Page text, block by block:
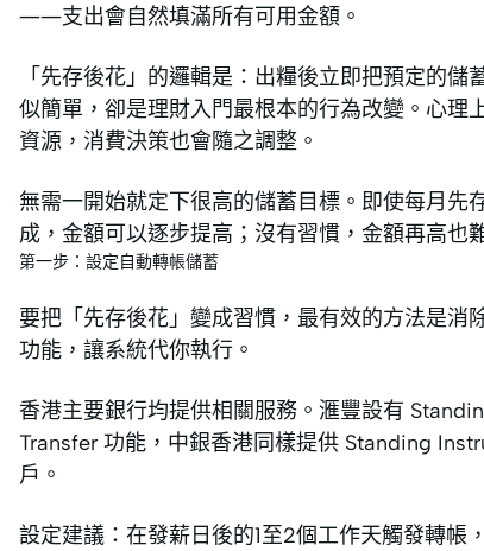
——支出會自然填滿所有可用金額。
「先存後花」的邏輯是：出糧後立即把預定的
似簡單，卻是理財入門最根本的行為改變。心理
資源，消費決策也會隨之調整。
無需一開始就定下很高的儲蓄目標。即使每月先
成，金額可以逐步提高；沒有習慣，金額再高也
第一步：設定自動轉帳儲蓄
要把「先存後花」變成習慣，最有效的方法是
功能，讓系統代你執行。
香港主要銀行均提供相關服務。滙豐設有
Transfer 功能，中銀香港同樣提供 Standing
戶。
設定建議：在發薪日後的1至2個工作天觸發轉帳